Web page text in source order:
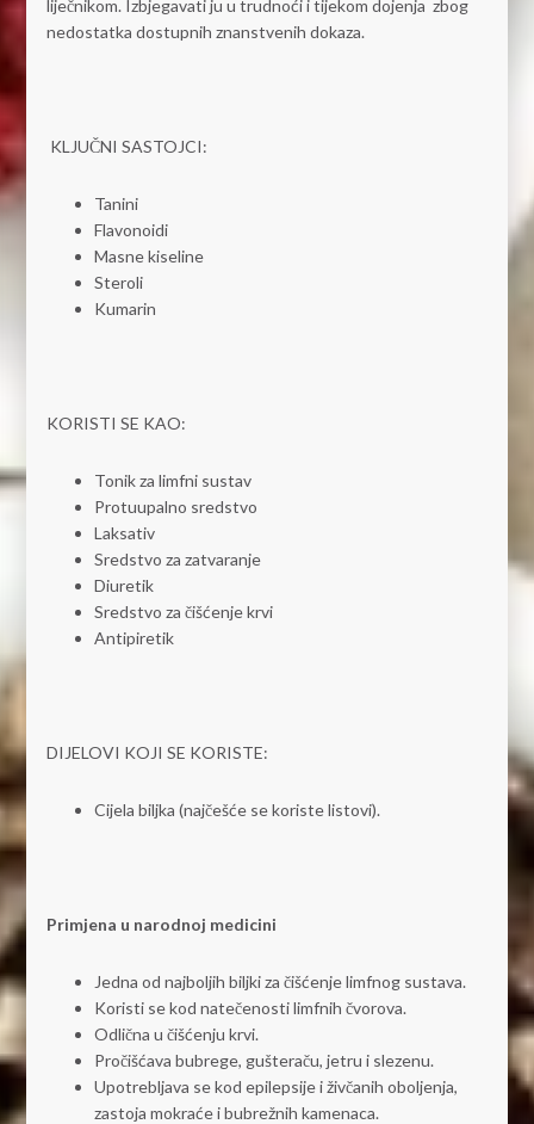
liječnikom. Izbjegavati ju u trudnoći i tijekom dojenja zbog
nedostatka dostupnih znanstvenih dokaza.
KLJUČNI SASTOJCI:
Tanini
Flavonoidi
Masne kiseline
Steroli
Kumarin
KORISTI SE KAO:
Tonik za limfni sustav
Protuupalno sredstvo
Laksativ
Sredstvo za zatvaranje
Diuretik
Sredstvo za čišćenje krvi
Antipiretik
DIJELOVI KOJI SE KORISTE:
Cijela biljka (najčešće se koriste listovi).
Primjena u narodnoj medicini
Jedna od najboljih biljki za čišćenje limfnog sustava.
Koristi se kod natečenosti limfnih čvorova.
Odlična u čišćenju krvi.
Pročišćava bubrege, gušteraču, jetru i slezenu.
Upotrebljava se kod epilepsije i živčanih oboljenja,
zastoja mokraće i bubrežnih kamenaca.